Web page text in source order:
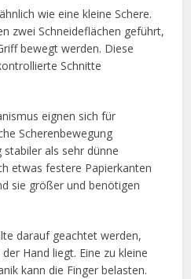
wie eine kleine Schere.
zwei Schneideflächen geführt,
bewegt werden. Diese
Schnitte
eignen sich für
Scherenbewegung
als sehr dünne
etwas festere Papierkanten
sie größer und benötigen
darauf geachtet werden,
Hand liegt. Eine zu kleine
kann die Finger belasten.